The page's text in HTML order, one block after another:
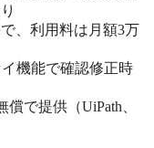
、利用料は月額3万
機能で確認修正時
で提供（UiPath、